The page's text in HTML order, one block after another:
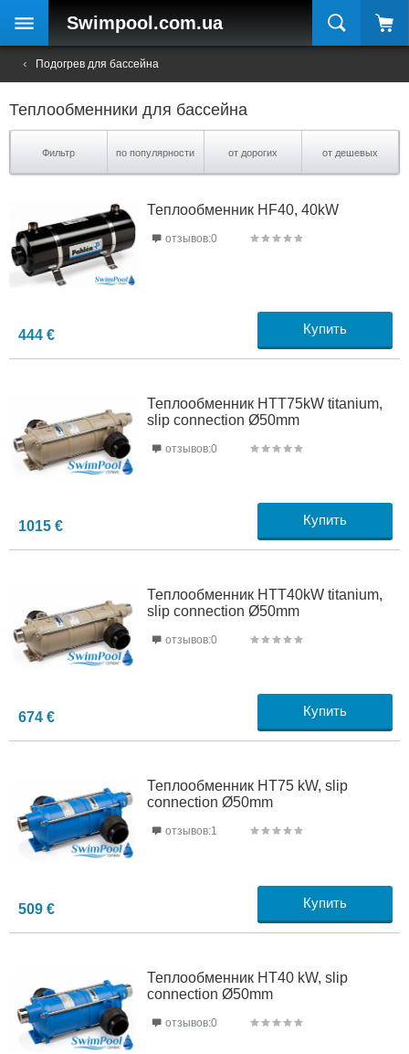
Swimpool .com.ua
Подогрев для бассейна
Теплообменники для бассейна
Фильтр по популярности от дорогих от дешевых
Теплообменник HF40, 40kW
444 € Купить
отзывов:0
Теплообменник HTT75kW titanium,
slip connection Ø50mm
1015 € Купить
отзывов:0
Теплообменник HTT40kW titanium,
slip connection Ø50mm
674 € Купить
отзывов:0
Теплообменник HT75 kW, slip
connection Ø50mm
509 € Купить
отзывов:1
Теплообменник HT40 kW, slip
connection Ø50mm
отзывов:0